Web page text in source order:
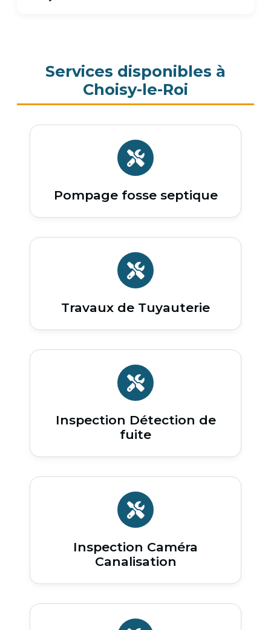
Services disponibles à
Choisy-le-Roi
Pompage fosse septique
Travaux de Tuyauterie
Inspection Détection de
fuite
Inspection Caméra
Canalisation